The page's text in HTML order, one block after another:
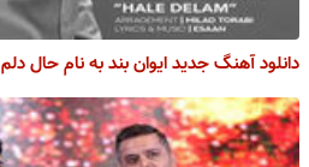
دانلود آهنگ جدید ایوان بند به نام حال دلم